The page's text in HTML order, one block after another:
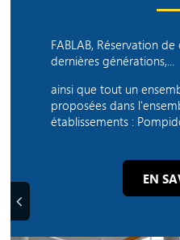
Précédent
FABLAB, Réservation
dernières générations,...
ainsi que tout un
proposées dans
établissements :
EN